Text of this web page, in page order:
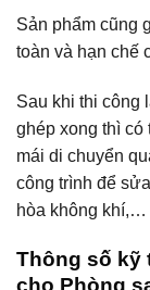
Sản phẩm cũng
toàn và hạn chế
Sau khi thi công
ghép xong thì có
mái di chuyển
công trình để
hòa không khí,…
Thông số kỹ
cho Phòng